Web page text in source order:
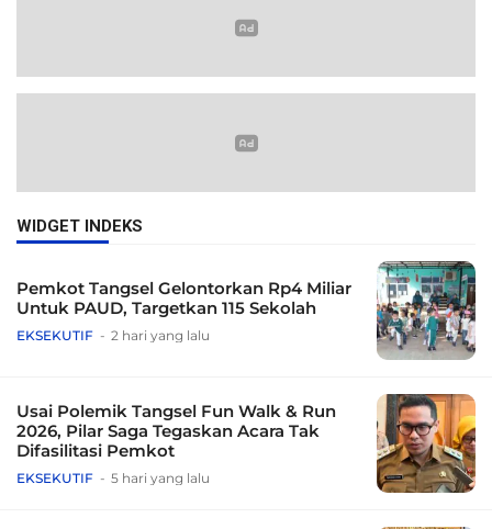
WIDGET INDEKS
Pemkot Tangsel Gelontorkan Rp4 Miliar
Untuk PAUD, Targetkan 115 Sekolah
EKSEKUTIF 2 hari yang lalu
Usai Polemik Tangsel Fun Walk & Run
2026, Pilar Saga Tegaskan Acara Tak
Difasilitasi Pemkot
EKSEKUTIF 5 hari yang lalu